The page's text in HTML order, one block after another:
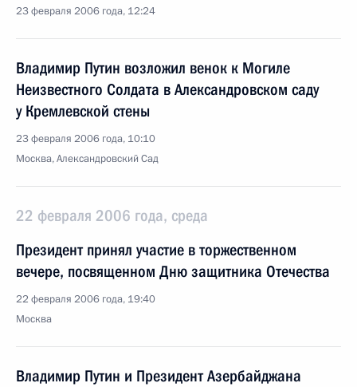
23 февраля 2006 года, 12:24
Владимир Путин возложил венок к Могиле
Неизвестного Солдата в Александровском саду
у Кремлевской стены
23 февраля 2006 года, 10:10
Москва, Александровский Сад
22 февраля 2006 года, среда
Президент принял участие в торжественном
вечере, посвященном Дню защитника Отечества
22 февраля 2006 года, 19:40
Москва
Владимир Путин и Президент Азербайджана